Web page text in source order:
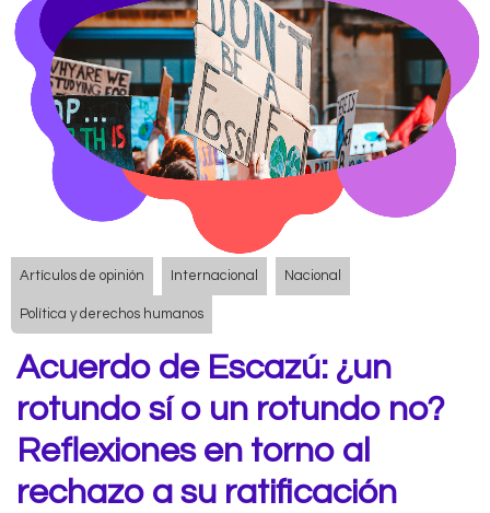
Artículos de opinión Internacional Nacional
Política y derechos humanos
Acuerdo de Escazú: ¿un
rotundo sí o un rotundo no?
Reflexiones en torno al
rechazo a su ratificación